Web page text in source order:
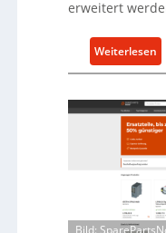
c
u
t
f
ü
i
d
i
erweitert
Weiterlesen
C
l
l
o
e
n
t
Bild: